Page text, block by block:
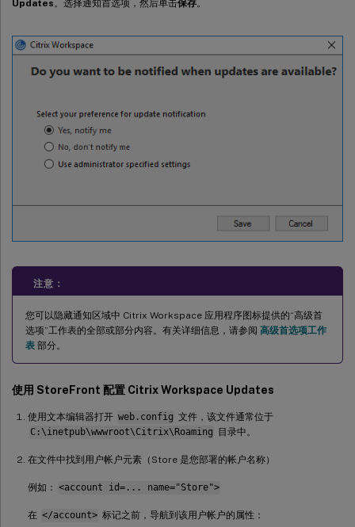
Updates 。选择通知首选项，然后单击保存。
注意：
您可以隐藏通知区域中 Citrix Workspace 应用程序图标提供的“高级首
选项”工作表的全部或部分内容。有关详细信息，请参阅 高级首选项工作
表 部分。
使用 StoreFront 配置 Citrix Workspace Updates
使用文本编辑器打开 web.config 文件，该文件通常位于
C:\inetpub\wwwroot\Citrix\Roaming
目录中。
在文件中找到用户帐户元素（Store 是您部署的帐户名称）
例如： <account id=... name="Store">
在 </account> 标记之前，导航到该用户帐户的属性：